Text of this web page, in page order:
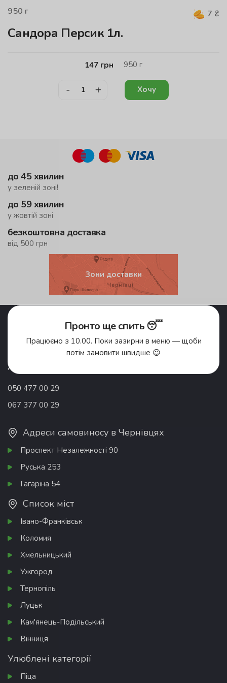
950 г 7 ₴
Сандора Персик 1л.
147 грн 950 г
- + Хочу
до 45 хвилин
у зеленій зоні!
до 59 хвилин
у жовтій зоні
безкоштовна доставка
від 500 грн
Зони доставки
Акції
Відгуки
Про компанію
Франшиза
Контакти
Донати
050 477 00 29
067 377 00 29
Адреси самовиносу в Чернівцях
Проспект Незалежності 90
Руська 253
Гагаріна 54
Список міст
Івано-Франківськ
Коломия
Хмельницький
Ужгород
Тернопіль
Луцьк
Кам'янець-Подільський
Вінниця
Улюблені категорії
Піца
Пронто ще спить 😴
Працюємо з 10.00. Поки зазирни в меню — щоби
потім замовити швидше 😉